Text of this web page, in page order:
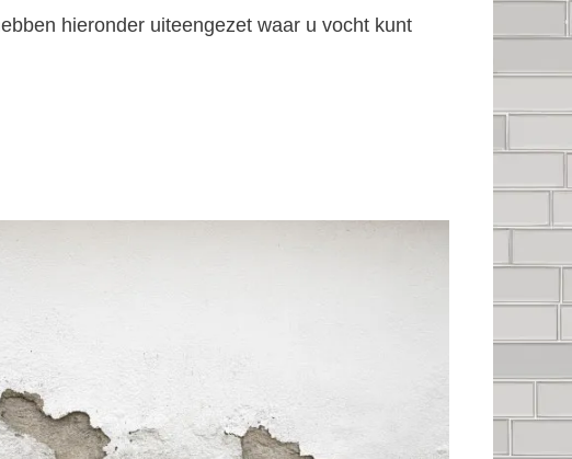
hieronder uiteengezet waar u vocht kunt